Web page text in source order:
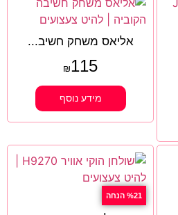
אליאס משחק חשיב...
₪115
מידע נוסף
%21 הנחה